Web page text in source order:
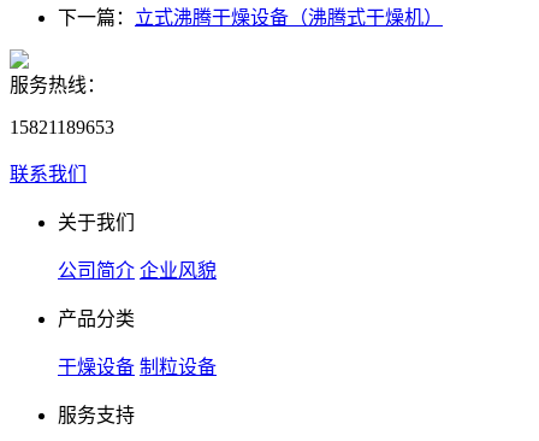
下一篇： 立式沸腾干燥设备（沸腾式干燥机）
服务热线：
15821189653
联系我们
关于我们
公司简介 企业风貌
产品分类
干燥设备 制粒设备
服务支持